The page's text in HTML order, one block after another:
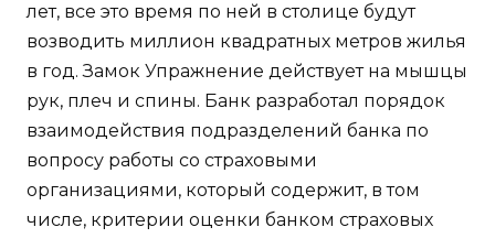
лет, все это время по ней в столице будут
возводить миллион квадратных метров жилья
в год. Замок Упражнение действует на мышцы
рук, плеч и спины. Банк разработал порядок
взаимодействия подразделений банка по
вопросу работы со страховыми
организациями, который содержит, в том
числе, критерии оценки банком страховых